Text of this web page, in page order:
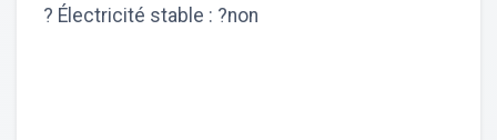
? Électricité stable : ?non